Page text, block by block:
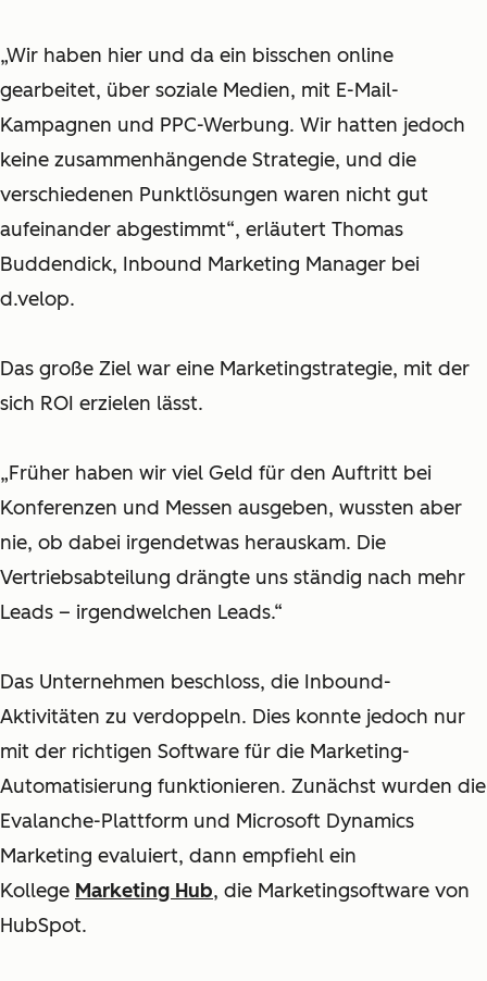
„Wir haben hier und da ein bisschen online
gearbeitet, über soziale Medien, mit E-Mail-
Kampagnen und PPC-Werbung. Wir hatten jedoch
keine zusammenhängende Strategie, und die
verschiedenen Punktlösungen waren nicht gut
aufeinander abgestimmt“, erläutert Thomas
Buddendick, Inbound Marketing Manager bei
d.velop.
Das große Ziel war eine Marketingstrategie, mit der
sich ROI erzielen lässt.
„Früher haben wir viel Geld für den Auftritt bei
Konferenzen und Messen ausgeben, wussten aber
nie, ob dabei irgendetwas herauskam. Die
Vertriebsabteilung drängte uns ständig nach mehr
Leads – irgendwelchen Leads.“
Das Unternehmen beschloss, die Inbound-
Aktivitäten zu verdoppeln. Dies konnte jedoch nur
mit der richtigen Software für die Marketing-
Automatisierung funktionieren. Zunächst wurden die
Evalanche-Plattform und Microsoft Dynamics
Marketing evaluiert, dann empfiehl ein
Kollege Marketing Hub, die Marketingsoftware von
HubSpot.